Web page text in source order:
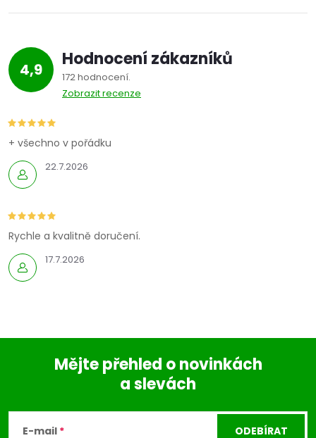
4,9 Hodnocení zákazníků
172 hodnocení
Zobrazit recenze
22.7.2026
+ všechno v pořádku
17.7.2026
Rychle a kvalitně doručení.
Mějte přehled o novinkách
a slevách
E-mail ODEBÍRAT